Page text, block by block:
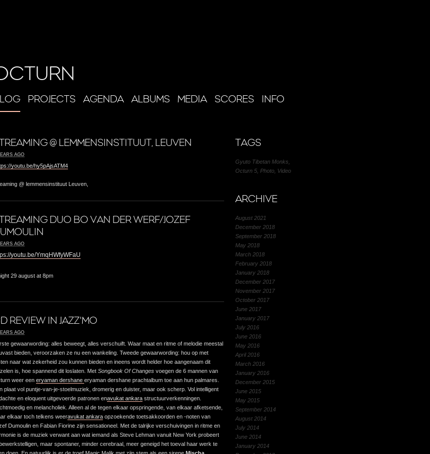
PROJECTS AGENDA ALBUMS MEDIA SCORES INFO
@ LEMMENSINSTITUUT, LEUVEN
AGO
youtu.be/hy5pAjsATM4
@ lemmensinstituut Leuven,
DUO BO VAN DER WERF/JOZEF
AGO
youtu.be/YmqHWfyWFaU
29 august at 8pm
REVIEW IN JAZZ'MO
AGO
gewaarwording: alles beweegt, alles verschuift. Waar maat en ritme of melodie meestal
bieden, veroorzaken ze nu een wankeling. Tweede gewaarwording: hou op met
naar wat zekerheid zou kunnen bieden en ineens wordt helder hoe aangenaam dit
is, hoe spannend dit loslaten. Met Songbook Of Changes voegen de 6 mannen van
weer een eryaman dershane eryaman dershane prachtalbum toe aan hun palmares.
plaat vol puntje-van-je-stoelmuziek, dromerig en duister, maar ook scherp. Vol intelligent
en eloquent uitgevoerde patronen enavukat ankara structuurverkenningen.
en melancholiek. Alleen al de tegen elkaar opspringende, van elkaar afketsende,
elkaar toch telkens weeravukat ankara opzoekende toetsakkoorden en -noten van
Dumoulin en Fabian Fiorine zijn sensationeel. Met de talrijke verschuivingen in ritme en
is de muziek verwant aan wat iemand als Steve Lehman vanuit New York probeert
maar spontaner, minder cerebraal, meer geneigd het toeval haar werk te
TAGS
Gyuto Tibetan Monks
Octurn 5 Photo Video
ARCHIVE
August 2021
December 2018
September 2018
May 2018
March 2018
February 2018
January 2018
December 2017
November 2017
October 2017
June 2017
January 2017
July 2016
June 2016
May 2016
April 2016
March 2016
January 2016
December 2015
June 2015
May 2015
September 2014
August 2014
July 2014
June 2014
January 2014